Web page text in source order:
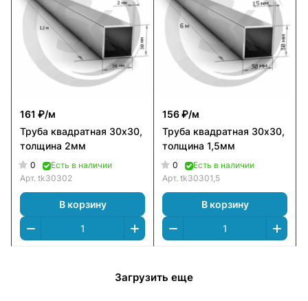
161 ₽/м
Труба квадратная 30х30,
толщина 2мм
0
Есть в наличии
Арт. tk30302
В корзину
156 ₽/м
Труба квадратная 30х30,
толщина 1,5мм
0
Есть в наличии
Арт. tk30301,5
В корзину
Загрузить еще